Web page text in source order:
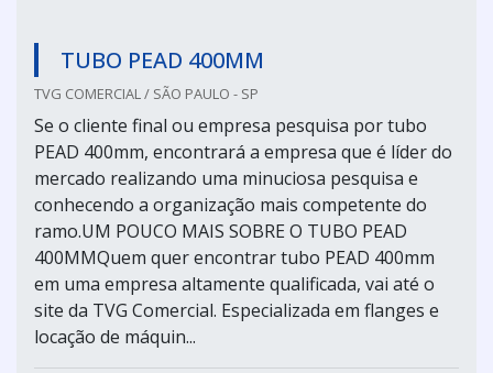
TUBO PEAD 400MM
TVG COMERCIAL / SÃO PAULO - SP
Se o cliente final ou empresa pesquisa por tubo
PEAD 400mm, encontrará a empresa que é líder do
mercado realizando uma minuciosa pesquisa e
conhecendo a organização mais competente do
ramo.UM POUCO MAIS SOBRE O TUBO PEAD
400MMQuem quer encontrar tubo PEAD 400mm
em uma empresa altamente qualificada, vai até o
site da TVG Comercial. Especializada em flanges e
locação de máquin...